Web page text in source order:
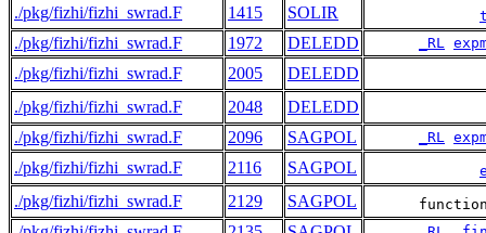
./pkg/fizhi/fizhi_swrad.F 1415 SOLIR
./pkg/fizhi/fizhi_swrad.F 1972 DELEDD _RL
./pkg/fizhi/fizhi_swrad.F 2005
DELEDD
./pkg/fizhi/fizhi_swrad.F
2048
DELEDD
./pkg/fizhi/fizhi_swrad.F
2096 SAGPOL _RL
./pkg/fizhi/fizhi_swrad.F 2116 SAGPOL
./pkg/fizhi/fizhi_swrad.F 2129 SAGPOL